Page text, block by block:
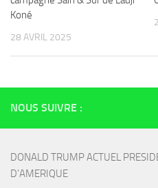
Koné
28 AVRIL 2025
NOUS SUIVRE :
DONALD TRUMP ACTUEL
D'AMERIQUE